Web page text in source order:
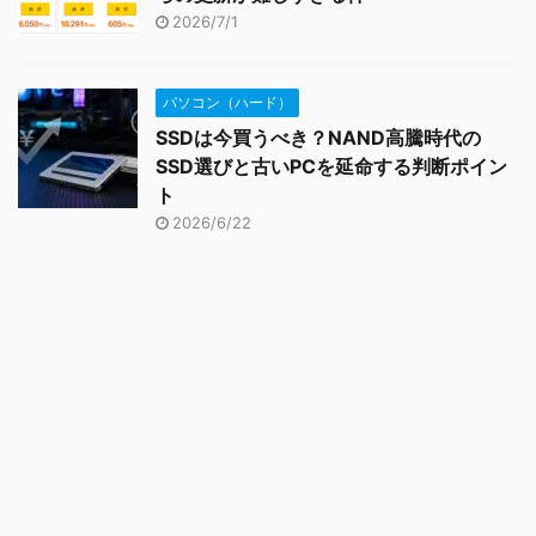
2026/7/1
パソコン（ハード）
SSDは今買うべき？NAND高騰時代の
SSD選びと古いPCを延命する判断ポイン
ト
2026/6/22